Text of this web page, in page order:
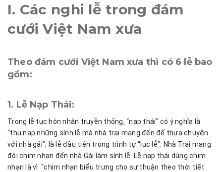
I. Các nghi lễ trong đám
cưới Việt Nam xưa
Theo đám cưới Việt Nam xưa thì có 6 lễ bao
gồm:
1. Lễ Nạp Thái:
Trong lễ tục hôn nhân truyền thống, “nạp thái” có ý nghĩa là
“thu nạp những sính lễ mà nhà trai mang đến để thưa chuyện
với nhà gái”, là lễ đầu tiên trong trình tự “lục lễ”. Nhà Trai mang
đôi chim nhạn đến nhà Gái làm sính lễ. Lễ nạp thái dùng chim
nhạn là vì: “chim nhạn biểu trưng cho sự thuận theo thời tiết